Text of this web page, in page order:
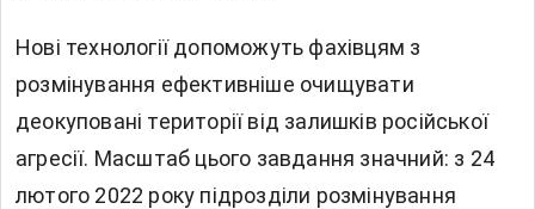
Нові технології допоможуть фахівцям з
розмінування ефективніше очищувати
деокуповані території від залишків російської
агресії. Масштаб цього завдання значний: з 24
лютого 2022 року підрозділи розмінування